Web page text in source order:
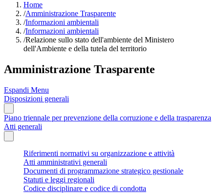
Home
/Amministrazione Trasparente
/Informazioni ambientali
/Informazioni ambientali
/Relazione sullo stato dell'ambiente del Ministero
dell'Ambiente e della tutela del territorio
Amministrazione Trasparente
Espandi Menu
Disposizioni generali
Piano triennale per prevenzione della corruzione e della trasparenza
Atti generali
Riferimenti normativi su organizzazione e attività
Atti amministrativi generali
Documenti di programmazione strategico gestionale
Statuti e leggi regionali
Codice disciplinare e codice di condotta